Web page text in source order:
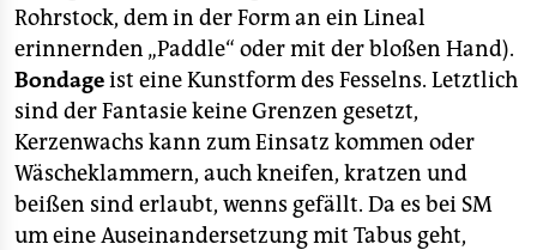
Rohrstock, dem in der Form an ein Lineal
erinnernden „Paddle“ oder mit der bloßen Hand).
Bondageist eine Kunstform des Fesselns. Letztlich
sind der Fantasie keine Grenzen gesetzt,
Kerzenwachs kann zum Einsatz kommen oder
Wäscheklammern, auch kneifen, kratzen und
beißen sind erlaubt, wenns gefällt. Da es bei SM
um eine Auseinandersetzung mit Tabus geht,